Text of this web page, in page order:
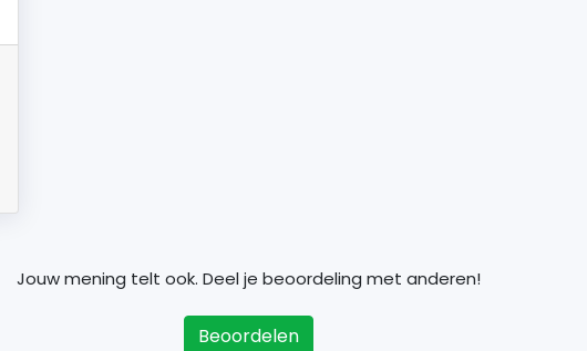
Jouw mening telt ook. Deel je beoordeling met anderen!
Beoordelen